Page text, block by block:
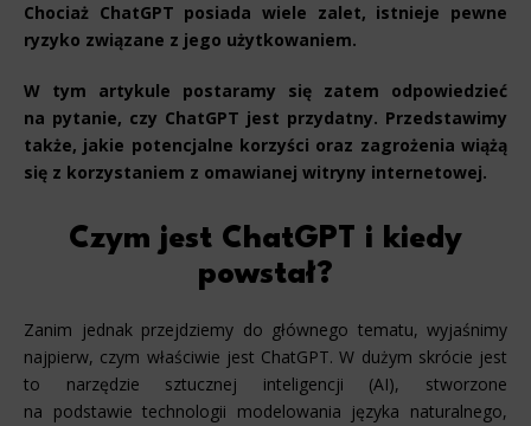
Chociaż ChatGPT posiada wiele zalet, istnieje pewne
ryzyko związane z jego użytkowaniem.
W tym artykule postaramy się zatem odpowiedzieć
na pytanie, czy ChatGPT jest przydatny. Przedstawimy
także, jakie potencjalne korzyści oraz zagrożenia wiążą
się z korzystaniem z omawianej witryny internetowej.
Czym jest ChatGPT i kiedy
powstał?
Zanim jednak przejdziemy do głównego tematu, wyjaśnimy
najpierw, czym właściwie jest ChatGPT. W dużym skrócie jest
to narzędzie sztucznej inteligencji (AI), stworzone
na podstawie technologii modelowania języka naturalnego,